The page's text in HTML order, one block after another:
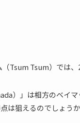
Tsum Tsum）では
）」は相方のベイ
は狙えるのでしょう